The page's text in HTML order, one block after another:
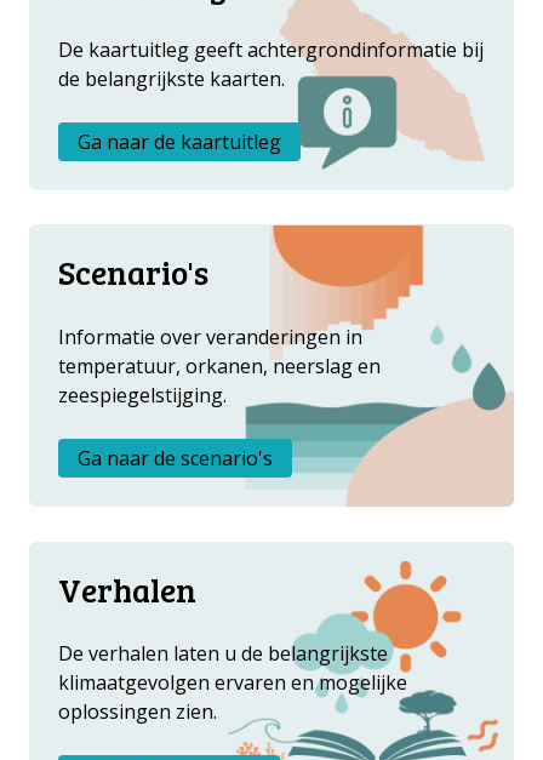
De kaartuitleg geeft achtergrondinformatie bij
de belangrijkste kaarten.
Ga naar de kaartuitleg
Scenario's
Informatie over veranderingen in
temperatuur, orkanen, neerslag en
zeespiegelstijging.
Ga naar de scenario's
Verhalen
De verhalen laten u de belangrijkste
klimaatgevolgen ervaren en mogelijke
oplossingen zien.
DATA OPVRAGEN
OVER ONS
ANDERE ATLASSEN